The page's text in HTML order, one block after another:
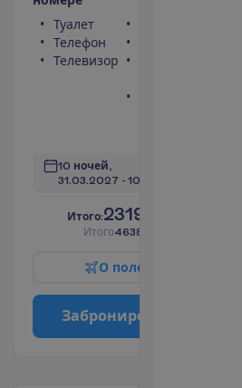
Туалет
Телефон
Телевизор
10 ночей,
31.03.2027 - 10.04.2027
Итого:2319.00
Итого4638.00
О поле
Заброниро